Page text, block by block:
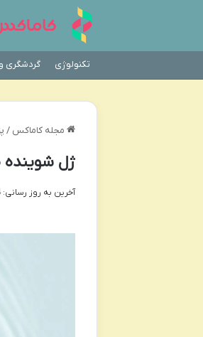
تکنولوژی گردشگری و
مجله کاماکس /
ژل
آخرین به روز رسانی: 27/06/1404